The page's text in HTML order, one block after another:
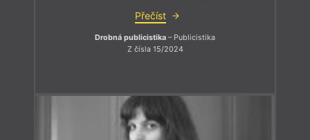
Přečíst
Drobná publicistika – Publicistika
Z čísla 15/2024